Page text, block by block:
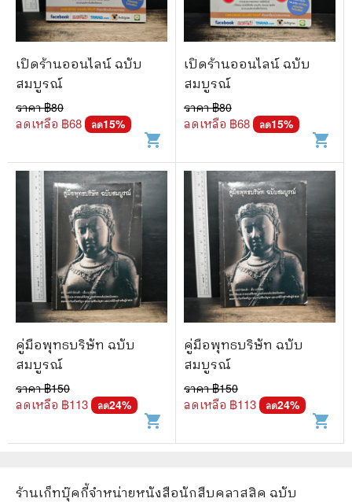
เปิดร้านออนไลน์ ฉบับ
สมบูรณ์
ราคา ฿80
ลดเหลือ ฿68 ลด15%
shopping_cart
เปิดร้านออนไลน์ ฉบับ
สมบูรณ์
ราคา ฿80
ลดเหลือ ฿68 ลด15%
shopping_cart
คู่มือพุทธบริษัท ฉบับ
สมบูรณ์
ราคา ฿150
ลดเหลือ ฿113 ลด24%
shopping_cart
คู่มือพุทธบริษัท ฉบับ
สมบูรณ์
ราคา ฿150
ลดเหลือ ฿113 ลด24%
shopping_cart
ร้านเก็ทบุ๊คกี้จำหน่ายหนังสือนักสืบคลาสสิค ฉบับ